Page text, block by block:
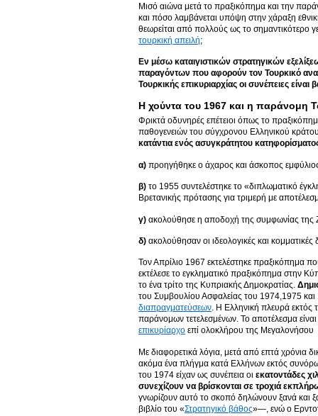
Μισό αιώνα μετά το πραξικόπημα και την
και πόσο λαμβάνεται υπόψη στην χάραξη
θεωρείται από πολλούς ως το σημαντικότερο
τουρκική απειλή;
Εν μέσω καταιγιστικών στρατηγικών
παραγόντων που αφορούν τον Τουρκικό
Τουρκικής επικυριαρχίας οι συνέπειες
Η χούντα του 1967 και η παράνομη
Φρικτά οδυνηρές επέτειοι όπως το
παθογενειών του σύγχρονου Ελληνικού
κατάντια ενός ασυγκράτητου
α) προηγήθηκε ο άχαρος και άσκοπος
β) το 1955 συντελέστηκε το «διπλωματικό
Βρετανικής πρότασης για τριμερή με
γ) ακολούθησε η αποδοχή της συμφωνίας της
δ) ακολούθησαν οι ιδεολογικές και
Τον Απρίλιο 1967 εκτελέστηκε πραξικόπημα
εκτέλεσε το εγκληματικό πραξικόπημα στην
το ένα τρίτο της Κυπριακής Δημοκρατίας.
του Συμβουλίου Ασφαλείας του 1974,1975 και
διαπραγματεύσεων. Η Ελληνική πλευρά εκτός
παράνομων τετελεσμένων. Το αποτέλεσμα
επικυρίαρχο επί ολοκλήρου της Μεγαλονήσου
Με διαφορετικά λόγια, μετά από επτά χρόνια
ακόμα ένα πλήγμα κατά Ελλήνων εκτός
του 1974 είχαν ως συνέπεια οι εκατοντάδες
συνεχίζουν να βρίσκονται σε τροχιά
γνωρίζουν αυτό το σκοπό δηλώνουν ξανά και
βιβλίο του «Στρατηγικό βάθος»—, ενώ ο